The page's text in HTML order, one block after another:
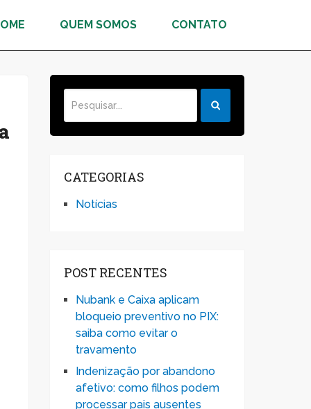
QUEM SOMOS CONTATO
CATEGORIAS
Notícias
POST RECENTES
Nubank e Caixa aplicam
bloqueio preventivo no PIX:
saiba como evitar o
travamento
Indenização por abandono
afetivo: como filhos podem
processar pais ausentes